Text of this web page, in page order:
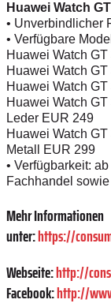
Huawei Watch
• Unverbindlicher
• Verfügbare
Huawei Watch
Huawei Watch
Huawei Watch
Huawei Watch
Leder EUR 249
Huawei Watch
Metall EUR 299
• Verfügbarkeit:
Fachhandel
Mehr Informationen
unter:https://
Webseite:http://
Facebook:http://